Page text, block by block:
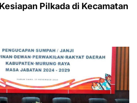
Pilkada di Kecamatan